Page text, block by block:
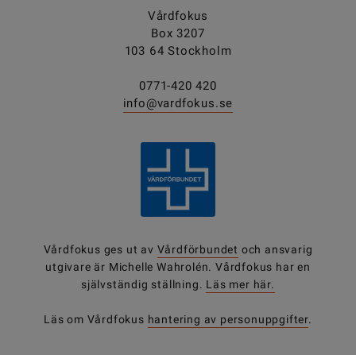
Vårdfokus
Box 3207
103 64 Stockholm
0771-420 420
info@vardfokus.se
Vårdfokus ges ut av Vårdförbundet och ansvarig
utgivare är Michelle Wahrolén. Vårdfokus har en
självständig ställning. Läs mer här.
Läs om Vårdfokus hantering av personuppgifter.